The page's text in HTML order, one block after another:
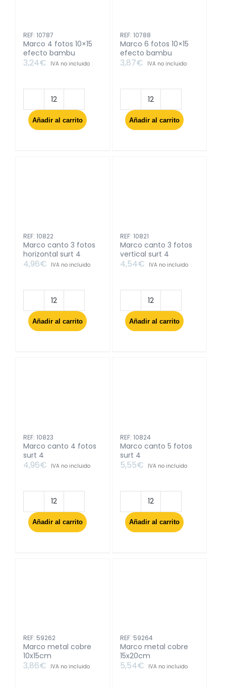
REF: 10787
Marco 4 fotos 10×15
efecto bambu
3,24€ IVA no incluido
Marco
4
fotos
Añadir al carrito
REF: 10788
Marco 6 fotos 10×15
efecto bambu
3,87€ IVA no incluido
Marco
fotos
Añadir al carrito
REF: 10822
Marco canto 3 fotos
horizontal surt 4
4,96€ IVA no incluido
Marco
canto
3
Añadir al carrito
REF: 10821
Marco canto 3 fotos
vertical surt 4
4,54€ IVA no incluido
Marco
canto
3
Añadir al carrito
REF: 10823
Marco canto 4 fotos
surt 4
4,96€ IVA no incluido
Marco
canto
4
Añadir al carrito
REF: 10824
Marco canto 5 fotos
surt 4
5,55€ IVA no incluido
Marco
canto
5
Añadir al carrito
REF: 59262
Marco metal cobre
10x15cm
3,86€ IVA no incluido
REF: 59264
Marco metal cobre
15x20cm
5,54€ IVA no incluido